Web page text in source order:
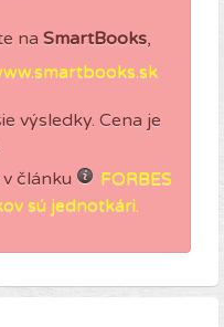
na SmartBooks,
výsledky. Cena je
článku
FORBES
sú jednotkári.